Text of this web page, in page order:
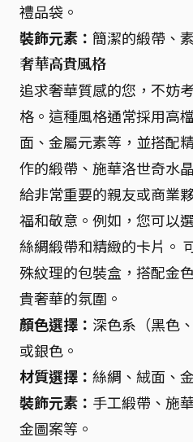
禮品袋。
裝飾元素： 簡潔的緞帶、
奢華高貴風格
追求奢華質感的您，不妨
格。這種風格通常採用高
面、金屬元素等，並搭配
作的緞帶、施華洛世奇水
給非常重要的親友或商業
福和敬意。例如，您可以
絲綢緞帶和精緻的卡片。
殊紋理的包裝盒，搭配金
貴奢華的氛圍。
顏色選擇： 深色系（黑色
或銀色。
材質選擇： 絲綢、絨面、
裝飾元素： 手工緞帶、施
金圖案等。